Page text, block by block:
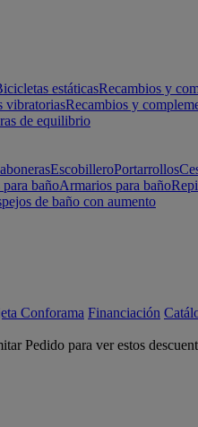
estáticasRecambios y
vibratoriasRecambios y
de equilibrio
EscobilleroPortarrollos
bañoArmarios para baño
de baño con aumento
Conforama Financiación
Pedido para ver estos